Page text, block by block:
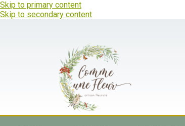
Skip to primary content
Skip to secondary content